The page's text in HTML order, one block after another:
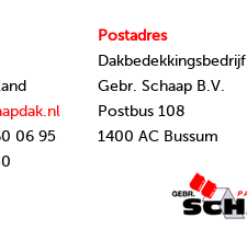
06 95
Postadres
Dakbedekkingsbedrijf
Gebr. Schaap B.V.
Postbus 108
1400 AC Bussum